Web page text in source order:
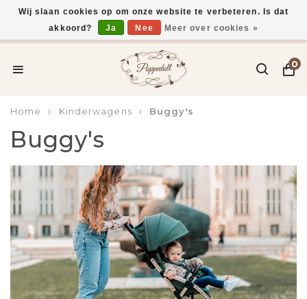
Voor 15:00 uur besteld, vandaag verzonden*
0
Home Kinderwagens Buggy's
Buggy's
Wij slaan cookies op om onze website te verbeteren. Is dat
akkoord?
Ja Nee Meer over cookies »